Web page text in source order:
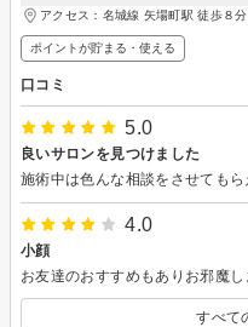
アクセス：名城線 矢場町駅 徒歩８分
ポイントが貯まる・使える
口コミ
5.0
良いサロンを見つけました
4.0
小顔
すべて